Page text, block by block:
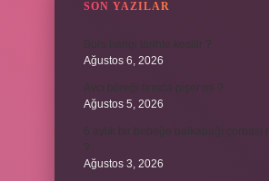
SON YAZILAR
Burs hangi tarihte kesilir ?
Ağustos 6, 2026
Avcı böreği fırında pişer mi ?
Ağustos 5, 2026
6 aylık bir bebeğe balkabağı çorbası
?
Ağustos 3, 2026